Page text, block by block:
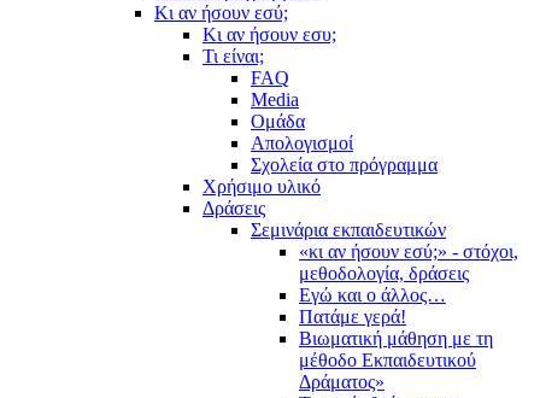
Κι αν ήσουν εσύ;
Κι αν ήσουν εσυ;
Τι είναι;
FAQ
Media
Ομάδα
Απολογισμοί
Σχολεία στο πρόγραμμα
Χρήσιμο υλικό
Δράσεις
Σεμινάρια εκπαιδευτικών
«κι αν ήσουν εσύ;» - στόχοι,
μεθοδολογία, δράσεις
Εγώ και ο άλλος…
Πατάμε γερά!
Βιωματική μάθηση με τη
μέθοδο Εκπαιδευτικού
Δράματος»